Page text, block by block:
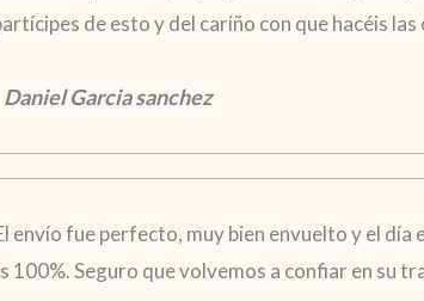
de esto y del cariño con que hacéis las
Daniel Garcia sanchez
fue perfecto, muy bien envuelto y el día
Seguro que volvemos a confiar en su